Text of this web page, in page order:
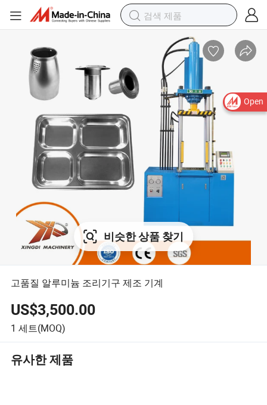
Open
비슷한 상품 찾기
고품질 알루미늄 조리기구 제조 기계
US$3,500.00
1 세트(MOQ)
유사한 제품